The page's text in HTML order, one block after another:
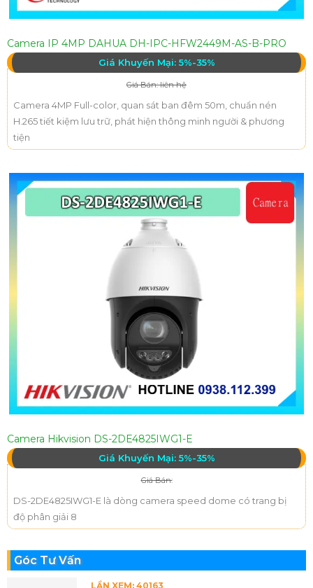
Camera IP 4MP DAHUA DH-IPC-HFW2449M-AS-B-PRO
Giá Khuyến Mại: 5%-35%
Giá Bán: liên hệ
Camera 4MP Full-color, quan sát ban đêm 50m, chuẩn nén
H.265 tiết kiệm lưu trữ, phát hiện thông minh người & phương
tiện
Camera Hikvision DS-2DE4825IWG1-E
Giá Khuyến Mại: 5%-35%
Giá Bán:
DS-2DE4825IWG1-E là dòng camera speed dome có trang bị
độ phân giải 8
Góc Tư Vấn
LẦN XEM: 40163